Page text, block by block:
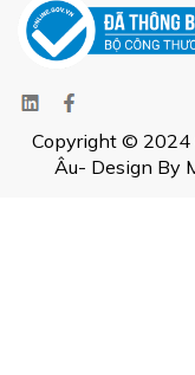
Copyright © 2024
Âu- Design By